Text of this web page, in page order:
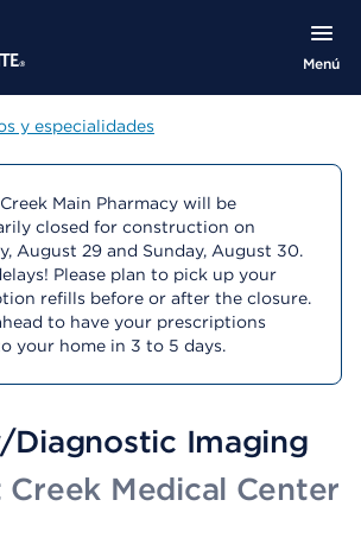
Menú
y especialidades
y especialidades
Main Pharmacy will be
closed for construction on
August 29 and Sunday, August 30.
Please plan to pick up your
refills before or after the closure.
to have your prescriptions
your home in 3 to 5 days.
Diagnostic Imaging
Creek Medical Center